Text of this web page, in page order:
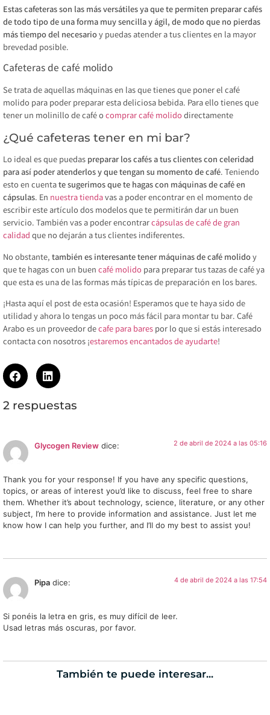
Estas cafeteras son las más versátiles ya que te permiten preparar cafés
de todo tipo de una forma muy sencilla y ágil, de modo que no pierdas
más tiempo del necesarioy puedas atender a tus clientes en la mayor
brevedad posible.
Cafeteras de café molido
Se trata de aquellas máquinas en las que tienes que poner el café
molido para poder preparar esta deliciosa bebida. Para ello tienes que
tener un molinillo de café ocomprar café molidodirectamente
¿Qué cafeteras tener en mi bar?
Lo ideal es que puedaspreparar los cafés a tus clientes con celeridad
para así poder atenderlos y que tengan su momento de café. Teniendo
esto en cuentate sugerimos que te hagas con máquinas de café en
cápsulas. En nuestra tiendavas a poder encontrar en el momento de
escribir este artículo dos modelos que te permitirán dar un buen
servicio. También vas a poder encontrarcápsulas de café de gran
calidadque no dejarán a tus clientes indiferentes.
No obstante,también es interesante tener máquinas de café molidoy
que te hagas con un buencafé molido para preparar tus tazas de café ya
que esta es una de las formas más típicas de preparación en los bares.
¡Hasta aquí el post de esta ocasión! Esperamos que te haya sido de
utilidad y ahora lo tengas un poco más fácil para montar tu bar. Café
Arabo es un proveedor decafe para barespor lo que si estás interesado
contacta con nosotros ¡estaremos encantados de ayudarte!
2 respuestas
Glycogen Review dice: 2 de abril de 2024 a las 05:16
Thank you for your response! If you have any specific questions,
topics, or areas of interest you’d like to discuss, feel free to share
them. Whether it’s about technology, science, literature, or any other
subject, I’m here to provide information and assistance. Just let me
know how I can help you further, and I’ll do my best to assist you!
Pipa dice: 4 de abril de 2024 a las 17:54
Si ponéis la letra en gris, es muy difícil de leer.
Usad letras más oscuras, por favor.
También te puede interesar...